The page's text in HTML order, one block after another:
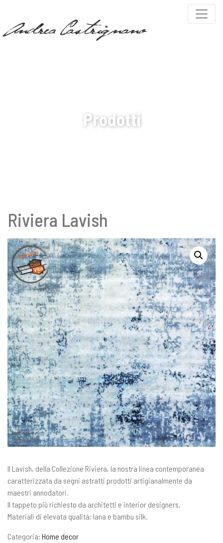
Prodotti
Riviera Lavish
Il Lavish, della Collezione Riviera, la nostra linea contemporanea
caratterizzata da segni astratti prodotti artigianalmente da
maestri annodatori.
Il tappeto più richiesto da architetti e interior designers.
Materiali di elevata qualità; lana e bambu silk.
Categoria: Home decor